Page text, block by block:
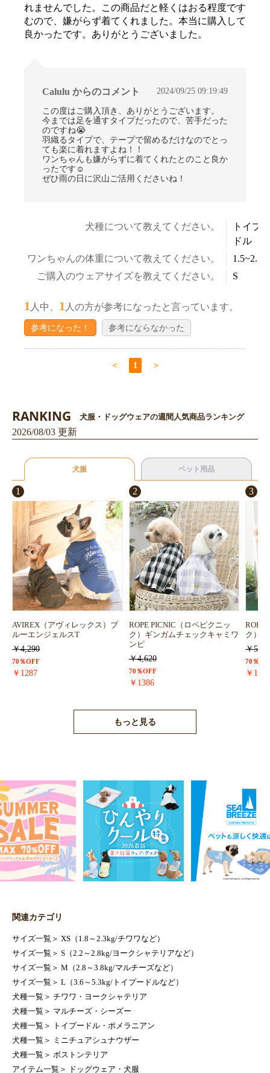
お買い物を続ける カートへ進む
れませんでした。この商品だと軽くはおる程度です
むので、嫌がらず着てくれました。本当に購入して
良かったです。ありがとうございました。
Calulu からのコメント 2024/09/25 09:19:49
この度はご購入頂き、ありがとうございます。
今までは足を通すタイプだったので、苦手だった
のですね😭
羽織るタイプで、テープで留めるだけなのでとっ
ても楽に着れますよね！！
ワンちゃんも嫌がらずに着てくれたとのこと良か
ったです☺
ぜひ雨の日に沢山ご活用くださいね！
犬種について教えてください。
トイプ
ドル
ワンちゃんの体重について教えてください。
ご購入のウェアサイズを教えてください。
S
1 人中、 1 人の方が参考になったと言っています。
参考になった！ 参考にならなかった
＜ 1 ＞
RANKING 犬服・ドッグウェアの週間人気商品ランキング
2026/08/03 更新
犬服 ペット用品
1
AVIREX（アヴィレックス）ブ
ルーエンジェルスT
￥4,290
70％OFF
￥1287
2
ROPE PICNIC（ロペピクニッ
ク）ギンガムチェックキャミワ
ンピ
￥4,620
70％OFF
￥1386
3
ROPE
ク）
￥
70％
￥
もっと見る
関連カテゴリ
サイズ一覧 ＞ XS（1.8～2.3kg/チワワなど）
サイズ一覧 ＞ S（2.2～2.8kg/ヨークシャテリアなど）
サイズ一覧 ＞ M（2.8～3.8kg/マルチーズなど）
サイズ一覧 ＞ L（3.6～5.3kg/トイプードルなど）
犬種一覧 ＞ チワワ・ヨークシャテリア
犬種一覧 ＞ マルチーズ・シーズー
犬種一覧 ＞
トイプードル・ポメラニアン
犬種一覧 ＞
ミニチュアシュナウザー
犬種一覧 ＞ ボストンテリア
アイテム一覧 ＞ ドッグウェア・犬服